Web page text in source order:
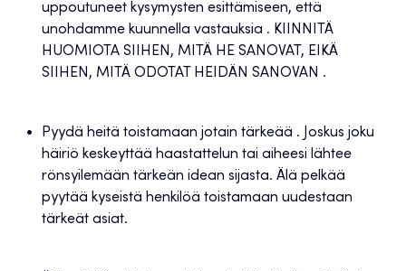
uppoutuneet kysymysten esittämiseen, että
unohdamme kuunnella vastauksia . KIINNITÄ
HUOMIOTA SIIHEN, MITÄ HE SANOVAT, EIKÄ
SIIHEN, MITÄ ODOTAT HEIDÄN SANOVAN .
Pyydä heitä toistamaan jotain tärkeää . Joskus joku
häiriö keskeyttää haastattelun tai aiheesi lähtee
rönsyilemään tärkeän idean sijasta. Älä pelkää
pyytää kyseistä henkilöä toistamaan uudestaan
tärkeät asiat.